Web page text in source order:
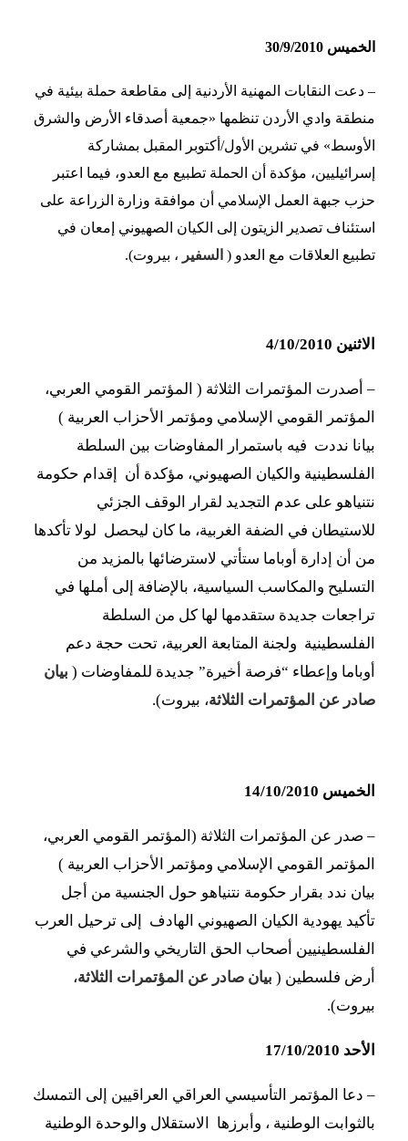
الخميس 30/9/2010
– دعت النقابات المهنية الأردنية إلى مقاطعة حملة بيئية في
منطقة وادي الأردن تنظمها «جمعية أصدقاء الأرض والشرق
الأوسط» في تشرين الأول/أكتوبر المقبل بمشاركة
إسرائيليين، مؤكدة أن الحملة تطبيع مع العدو، فيما اعتبر
حزب جبهة العمل الإسلامي أن موافقة وزارة الزراعة على
استئناف تصدير الزيتون إلى الكيان الصهيوني إمعان في
تطبيع العلاقات مع العدو ( السفير ، بيروت).
الاثنين 4/10/2010
– أصدرت المؤتمرات الثلاثة ( المؤتمر القومي العربي،
المؤتمر القومي الإسلامي ومؤتمر الأحزاب العربية )
بيانا نددت فيه باستمرار المفاوضات بين السلطة
الفلسطينية والكيان الصهيوني، مؤكدة أن إقدام حكومة
نتنياهو على عدم التجديد لقرار الوقف الجزئي
للاستيطان في الضفة الغربية، ما كان ليحصل لولا تأكدها
من أن إدارة أوباما ستأتي لاسترضائها بالمزيد من
التسليح والمكاسب السياسية، بالإضافة إلى أملها في
تراجعات جديدة ستقدمها لها كل من السلطة
الفلسطينية ولجنة المتابعة العربية، تحت حجة دعم
أوباما وإعطاء “فرصة أخيرة” جديدة للمفاوضات ( بيان
صادر عن المؤتمرات الثلاثة، بيروت).
الخميس 14/10/2010
– صدر عن المؤتمرات الثلاثة (المؤتمر القومي العربي،
المؤتمر القومي الإسلامي ومؤتمر الأحزاب العربية )
بيان ندد بقرار حكومة نتنياهو حول الجنسية من أجل
تأكيد يهودية الكيان الصهيوني الهادف إلى ترحيل العرب
الفلسطينيين أصحاب الحق التاريخي والشرعي في
أرض فلسطين ( بيان صادر عن المؤتمرات الثلاثة،
بيروت).
الأحد 17/10/2010
– دعا المؤتمر التأسيسي العراقي العراقيين إلى التمسك
بالثوابت الوطنية ، وأبرزها الاستقلال والوحدة الوطنية